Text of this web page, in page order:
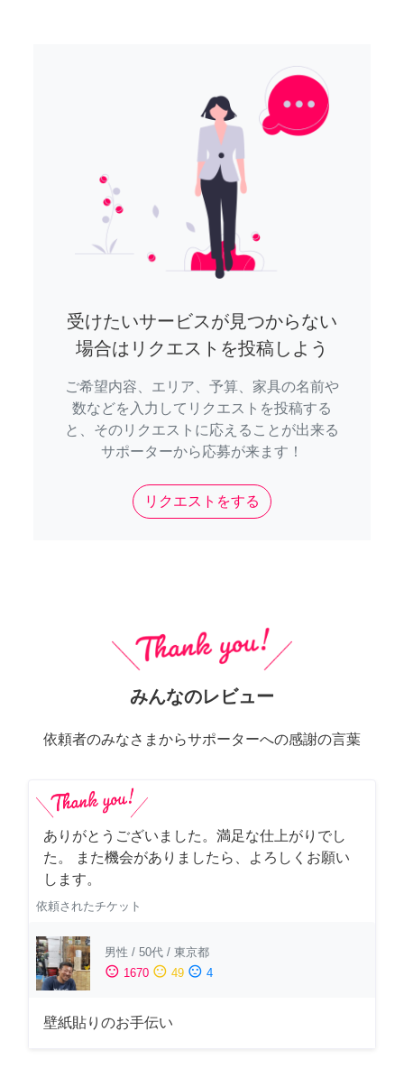
受けたいサービスが見つからない
場合はリクエストを投稿しよう
ご希望内容、エリア、予算、家具の名前や
数などを入力してリクエストを投稿する
と、そのリクエストに応えることが出来る
サポーターから応募が来ます！
リクエストをする
みんなのレビュー
依頼者のみなさまからサポーターへの感謝の言葉
ありがとうございました。満足な仕上がりでし
た。 また機会がありましたら、よろしくお願い
します。
依頼されたチケット
男性 / 50代 / 東京都
sentiment_satisfied 1670 sentiment_neutral 49 sentiment_dissatisfied 4
壁紙貼りのお手伝い